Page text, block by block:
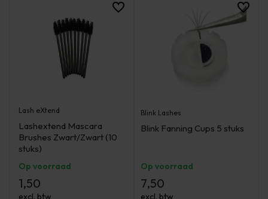
Lash eXtend
Lashextend Mascara
Brushes Zwart/Zwart (10
stuks)
Op voorraad
1,50
excl. btw
Blink Lashes
Blink Fanning Cups 5 stuks
Op voorraad
7,50
excl. btw